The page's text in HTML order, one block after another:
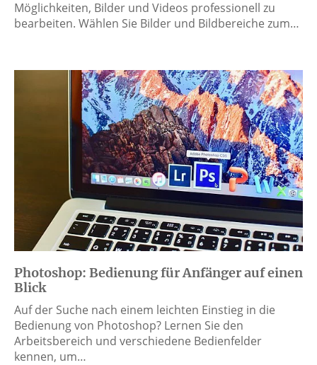
Möglichkeiten, Bilder und Videos professionell zu
bearbeiten. Wählen Sie Bilder und Bildbereiche zum…
Photoshop: Bedienung für Anfänger auf einen
Blick
Auf der Suche nach einem leichten Einstieg in die
Bedienung von Photoshop? Lernen Sie den
Arbeitsbereich und verschiedene Bedienfelder
kennen, um…